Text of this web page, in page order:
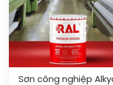
Sơn công nghiệp